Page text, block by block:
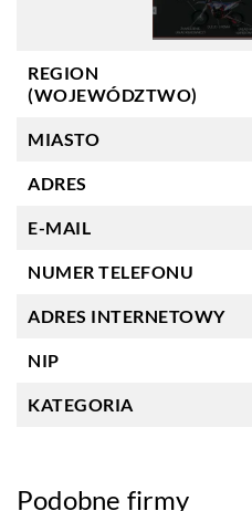
REGION
(WOJEWÓDZTWO)
MIASTO
ADRES
E-MAIL
NUMER TELEFONU
ADRES INTERNETOWY
NIP
KATEGORIA
Podobne firmy